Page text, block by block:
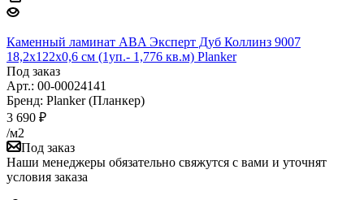
Каменный ламинат ABA Эксперт Дуб Коллинз 9007
18,2x122x0,6 см (1уп.- 1,776 кв.м) Planker
Под заказ
Арт.: 00-00024141
Бренд: Planker (Планкер)
3 690 ₽
/м2
Под заказ
Наши менеджеры обязательно свяжутся с вами и уточнят
условия заказа